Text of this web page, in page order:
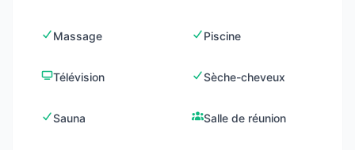
Massage Piscine
Télévision Sèche-cheveux
Sauna Salle de réunion